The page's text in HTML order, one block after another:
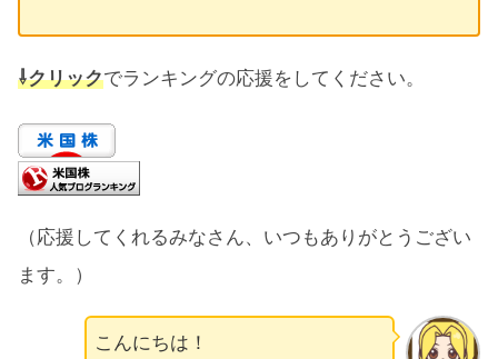
⇩クリックでランキングの応援をしてください。
（応援してくれるみなさん、いつもありがとうござい
ます。）
こんにちは！